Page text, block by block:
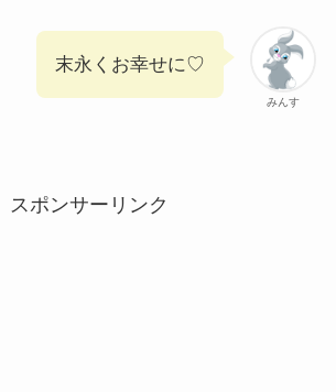
みんす
末永くお幸せに♡
スポンサーリンク